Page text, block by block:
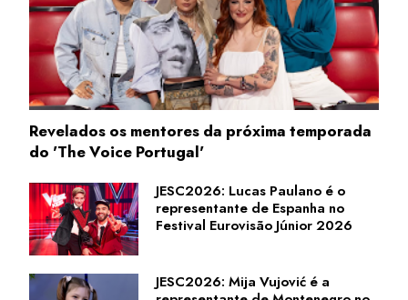
Revelados os mentores da próxima temporada
do 'The Voice Portugal'
JESC2026: Lucas Paulano é o
representante de Espanha no
Festival Eurovisão Júnior 2026
JESC2026: Mija Vujović é a